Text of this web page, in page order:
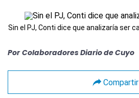
Sin el PJ, Conti dice que analizaría ser
Por Colaboradores Diario de Cuyo
Compartir